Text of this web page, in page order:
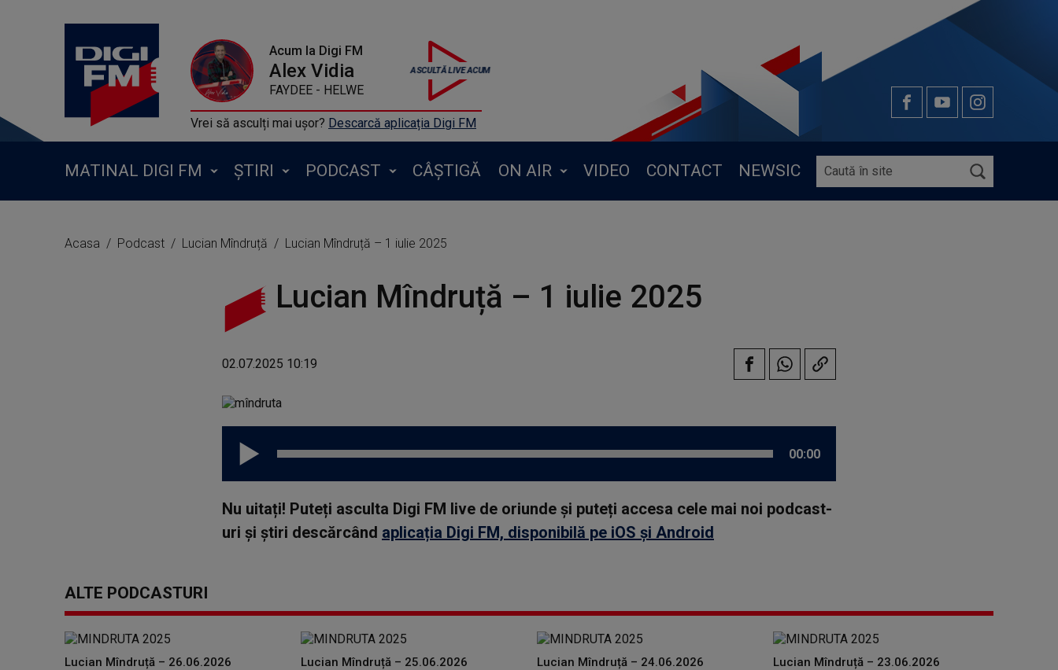
Acum la Digi FM
Alex Vidia
FAYDEE - HELWE
Vrei să asculți mai ușor? Descarcă aplicația Digi FM
MATINAL DIGI FM ȘTIRI PODCAST CÂȘTIGĂ ON AIR VIDEO CONTACT NEWSIC
Acasa Podcast Lucian Mîndruță Lucian Mîndruță – 1 iulie 2025
Lucian Mîndruță – 1 iulie 2025
02.07.2025 10:19
00:00
Nu uitați! Puteți asculta Digi FM live de oriunde și puteți accesa cele mai noi podcast-
uri și știri descărcând aplicația Digi FM, disponibilă pe iOS și Android
ALTE PODCASTURI
Lucian Mîndruță – 26.06.2026 Lucian Mîndruță – 25.06.2026 Lucian Mîndruță – 24.06.2026 Lucian Mîndruță – 23.06.2026